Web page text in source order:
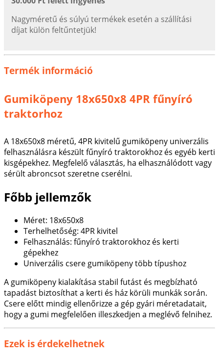
Nagyméretű és súlyú termékek esetén a szállítási
díjat külön feltűntetjük!
Termék információ
Gumiköpeny 18x650x8 4PR fűnyíró
traktorhoz
A 18x650x8 méretű, 4PR kivitelű gumiköpeny univerzális
felhasználásra készült fűnyíró traktorokhoz és egyéb kerti
kisgépekhez. Megfelelő választás, ha elhasználódott vagy
sérült abroncsot szeretne cserélni.
Főbb jellemzők
Méret: 18x650x8
Terhelhetőség: 4PR kivitel
Felhasználás: fűnyíró traktorokhoz és kerti
gépekhez
Univerzális csere gumiköpeny több típushoz
A gumiköpeny kialakítása stabil futást és megbízható
tapadást biztosíthat a kerti és ház körüli munkák során.
Csere előtt mindig ellenőrizze a gép gyári méretadatait,
hogy a gumi megfelelően illeszkedjen a meglévő felnihez.
Ezek is érdekelhetnek